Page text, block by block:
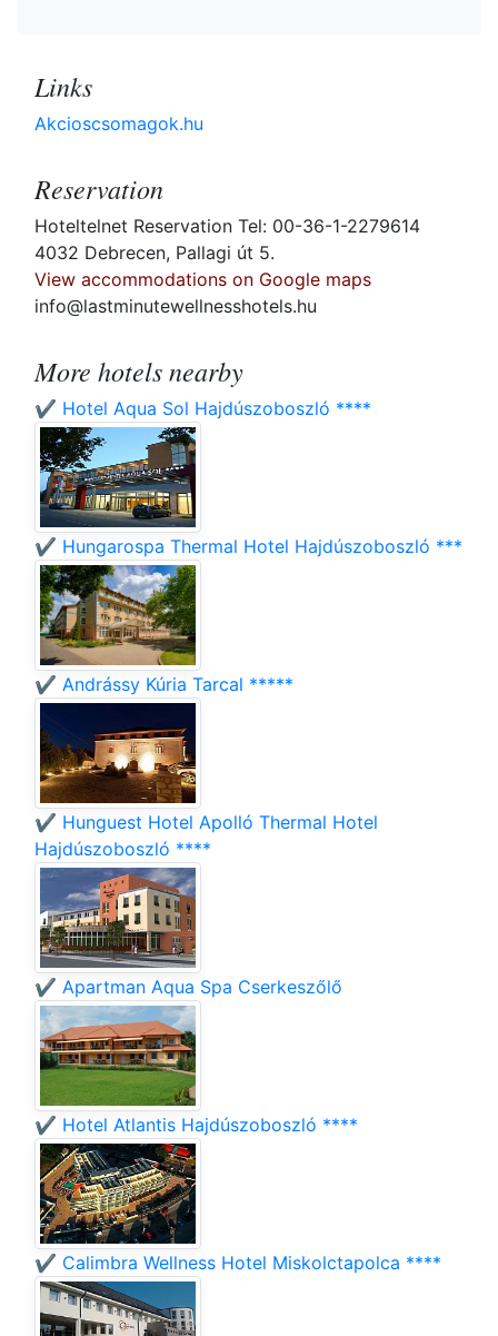
Links
Akcioscsomagok.hu
Reservation
Hoteltelnet Reservation Tel: 00-36-1-2279614
4032 Debrecen, Pallagi út 5.
View accommodations on Google maps
info@lastminutewellnesshotels.hu
More hotels nearby
✔️ Hotel Aqua Sol Hajdúszoboszló ****
✔️ Hungarospa Thermal Hotel Hajdúszoboszló ***
✔️ Andrássy Kúria Tarcal *****
✔️ Hunguest Hotel Apolló Thermal Hotel
Hajdúszoboszló ****
✔️ Apartman Aqua Spa Cserkeszőlő
✔️ Hotel Atlantis Hajdúszoboszló ****
✔️ Calimbra Wellness Hotel Miskolctapolca ****